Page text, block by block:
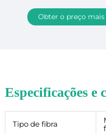
Obter o preço
Especificações e
Tipo de fibra